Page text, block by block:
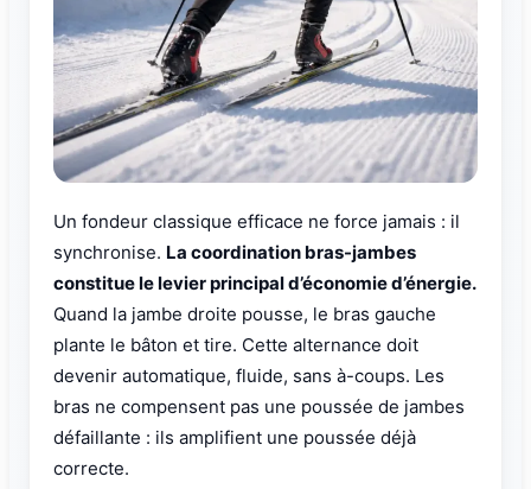
Un fondeur classique efficace ne force jamais : il
synchronise. La coordination bras-jambes
constitue le levier principal d’économie d’énergie.
Quand la jambe droite pousse, le bras gauche
plante le bâton et tire. Cette alternance doit
devenir automatique, fluide, sans à-coups. Les
bras ne compensent pas une poussée de jambes
défaillante : ils amplifient une poussée déjà
correcte.